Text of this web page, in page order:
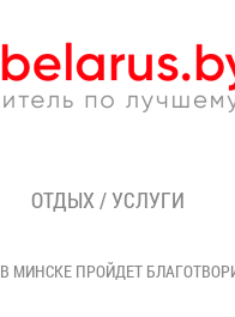
ОТДЫХ / УСЛУГИ
В МИНСКЕ ПРОЙДЕТ